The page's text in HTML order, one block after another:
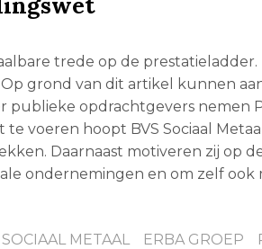
trede op de
grond van dit artikel kunnen
publieke opdrachtgevers nemen
voeren hoopt BVS Sociaal
Daarnaast motiveren zij op
ondernemingen en om zelf ook
SOCIAAL METAAL ERBA GROEP